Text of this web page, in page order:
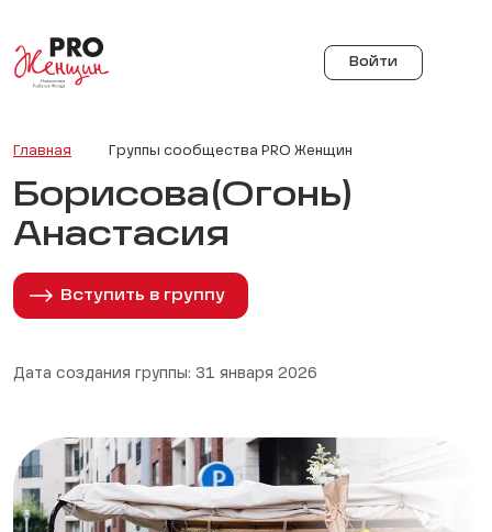
Войти
Главная Группы сообщества PRO Женщин
Борисова(Огонь)
Анастасия
Вступить в группу
Дата создания группы: 31 января 2026